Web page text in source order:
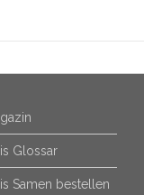
Glossar
Samen bestellen